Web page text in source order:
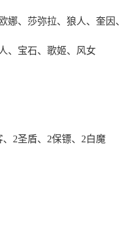
娜、莎弥拉、狼人、奎因
、宝石、歌姬、风女
2圣盾、2保镖、2白魔